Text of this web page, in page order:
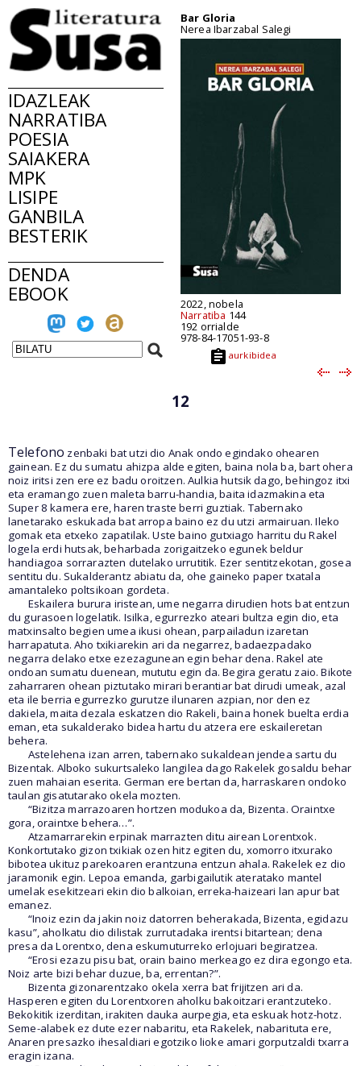
IDAZLEAK
NARRATIBA
POESIA
SAIAKERA
MPK
LISIPE
GANBILA
BESTERIK
DENDA
EBOOK
Bar Gloria
Nerea Ibarzabal Salegi
2022, nobela
Narratiba 144
192 orrialde
978-84-17051-93-8
aurkibidea
12
Telefono zenbaki bat utzi dio Anak ondo egindako ohearen
gainean. Ez du sumatu ahizpa alde egiten, baina nola ba, bart ohera
noiz iritsi zen ere ez badu oroitzen. Aulkia hutsik dago, behingoz itxi
eta eramango zuen maleta barru-handia, baita idazmakina eta
Super 8 kamera ere, haren traste berri guztiak. Tabernako
lanetarako eskukada bat arropa baino ez du utzi armairuan. Ileko
gomak eta etxeko zapatilak. Uste baino gutxiago harritu du Rakel
logela erdi hutsak, beharbada zorigaitzeko egunek beldur
handiagoa sorrarazten dutelako urrutitik. Ezer sentitzekotan, gosea
sentitu du. Sukalderantz abiatu da, ohe gaineko paper txatala
amantaleko poltsikoan gordeta.
Eskailera burura iristean, ume negarra dirudien hots bat entzun
du gurasoen logelatik. Isilka, egurrezko ateari bultza egin dio, eta
matxinsalto begien umea ikusi ohean, parpailadun izaretan
harrapatuta. Aho txikiarekin ari da negarrez, badaezpadako
negarra delako etxe ezezagunean egin behar dena. Rakel ate
ondoan sumatu duenean, mututu egin da. Begira geratu zaio. Bikote
zaharraren ohean piztutako mirari berantiar bat dirudi umeak, azal
eta ile berria egurrezko gurutze ilunaren azpian, nor den ez
dakiela, maita dezala eskatzen dio Rakeli, baina honek buelta erdia
eman, eta sukalderako bidea hartu du atzera ere eskaileretan
behera.
Astelehena izan arren, tabernako sukaldean jendea sartu du
Bizentak. Alboko sukurtsaleko langilea dago Rakelek gosaldu behar
zuen mahaian eserita. German ere bertan da, harraskaren ondoko
taulan gisatutarako okela mozten.
“Bizitza marrazoaren hortzen modukoa da, Bizenta. Oraintxe
gora, oraintxe behera…”.
Atzamarrarekin erpinak marrazten ditu airean Lorentxok.
Konkortutako gizon txikiak ozen hitz egiten du, xomorro itxurako
bibotea ukituz parekoaren erantzuna entzun ahala. Rakelek ez dio
jaramonik egin. Lepoa emanda, garbigailutik ateratako mantel
umelak esekitzeari ekin dio balkoian, erreka-haizeari lan apur bat
emanez.
“Inoiz ezin da jakin noiz datorren beherakada, Bizenta, egidazu
kasu”, aholkatu dio dilistak zurrutadaka irentsi bitartean; dena
presa da Lorentxo, dena eskumuturreko erlojuari begiratzea.
“Erosi ezazu pisu bat, orain baino merkeago ez dira egongo eta.
Noiz arte bizi behar duzue, ba, errentan?”.
Bizenta gizonarentzako okela xerra bat frijitzen ari da.
Hasperen egiten du Lorentxoren aholku bakoitzari erantzuteko.
Bekokitik izerditan, irakiten dauka aurpegia, eta eskuak hotz-hotz.
Seme-alabek ez dute ezer nabaritu, eta Rakelek, nabarituta ere,
Anaren presazko ihesaldiari egotziko lioke amari gorputzaldi txarra
eragin izana.